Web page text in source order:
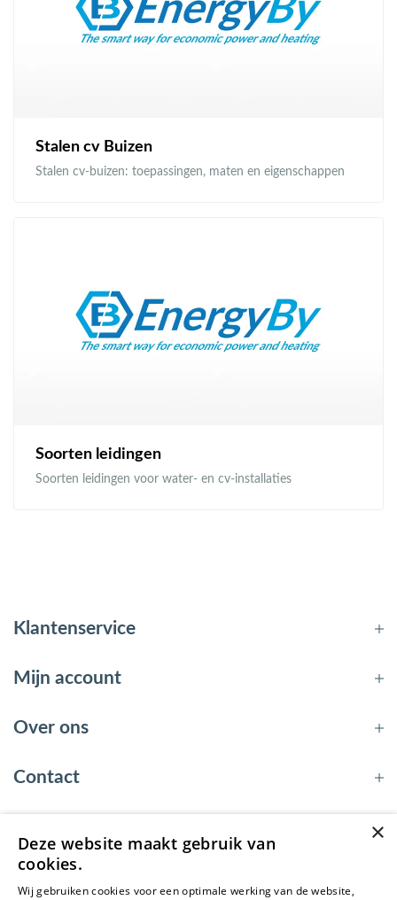
Stalen cv Buizen
Stalen cv-buizen: toepassingen, maten en eigenschappen
Soorten leidingen
Soorten leidingen voor water- en cv-installaties
Klantenservice
Mijn account
Over ons
Contact
© 2026 - EnergyBy
×
Deze website maakt gebruik van
cookies.
Wij gebruiken cookies voor een optimale werking van de website,